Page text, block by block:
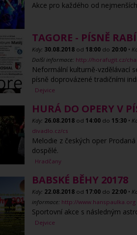
Akce pro každého od
TAGORE - PÍSNĚ
Kdy: 30.08.2018 od 18:00 do 20:00 •
Další informace: http://horafugit.cz/
Neformální kulturně-vzdělávací
písně doprovázené tradičními
Dejvice
HURÁ DO OPERY V
Kdy: 26.08.2018 od 14:00 do 15:30 •
divadlo.cz/cs
Melodie z českých oper
dospělé.
Hradčany
BABSKÉ BĚHY 20178
Kdy: 22.08.2018 od 17:00 do 22:00 •
informace: http://www.hanspaulka.org
Sportovní akce s následným
Dejvice